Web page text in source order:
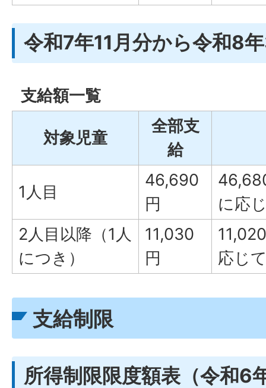
令和7年11月分から令和8
支給額一覧
対象児童
全部支
給
1人目
46,690
円
に応
2人目以降（1人
につき）
11,030
円
応じ
支給制限
所得制限限度額表（令和6